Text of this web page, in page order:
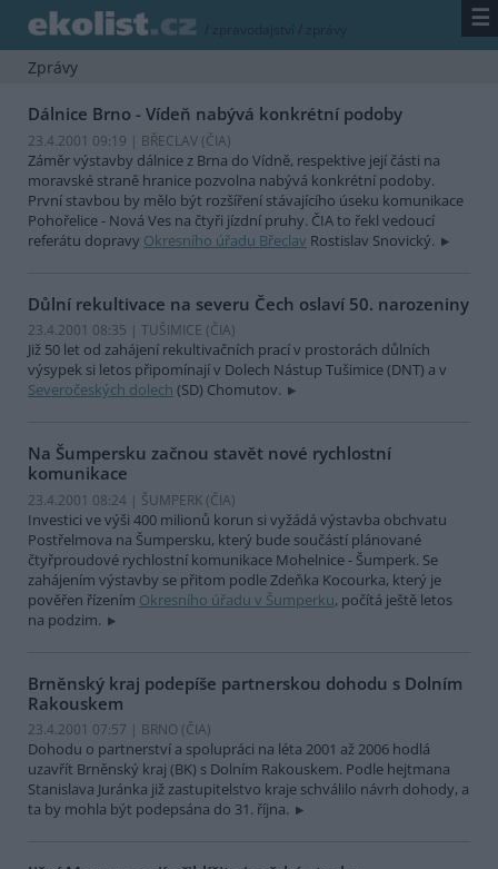
/ zpravodajství / zprávy ☰
Zprávy
Dálnice Brno - Vídeň nabývá konkrétní podoby
23.4.2001 09:19 | BŘECLAV (ČIA)
Záměr výstavby dálnice z Brna do Vídně, respektive její části na
moravské straně hranice pozvolna nabývá konkrétní podoby.
První stavbou by mělo být rozšíření stávajícího úseku komunikace
Pohořelice - Nová Ves na čtyři jízdní pruhy. ČIA to řekl vedoucí
referátu dopravy Okresního úřadu Břeclav Rostislav Snovický.
Důlní rekultivace na severu Čech oslaví 50. narozeniny
23.4.2001 08:35 | TUŠIMICE (ČIA)
Již 50 let od zahájení rekultivačních prací v prostorách důlních
výsypek si letos připomínají v Dolech Nástup Tušimice (DNT) a v
Severočeských dolech (SD) Chomutov.
Na Šumpersku začnou stavět nové rychlostní
komunikace
23.4.2001 08:24 | ŠUMPERK (ČIA)
Investici ve výši 400 milionů korun si vyžádá výstavba obchvatu
Postřelmova na Šumpersku, který bude součástí plánované
čtyřproudové rychlostní komunikace Mohelnice - Šumperk. Se
zahájením výstavby se přitom podle Zdeňka Kocourka, který je
pověřen řízením Okresního úřadu v Šumperku, počítá ještě letos
na podzim.
Brněnský kraj podepíše partnerskou dohodu s Dolním
Rakouskem
23.4.2001 07:57 | BRNO (ČIA)
Dohodu o partnerství a spolupráci na léta 2001 až 2006 hodlá
uzavřít Brněnský kraj (BK) s Dolním Rakouskem. Podle hejtmana
Stanislava Juránka již zastupitelstvo kraje schválilo návrh dohody, a
ta by mohla být podepsána do 31. října.